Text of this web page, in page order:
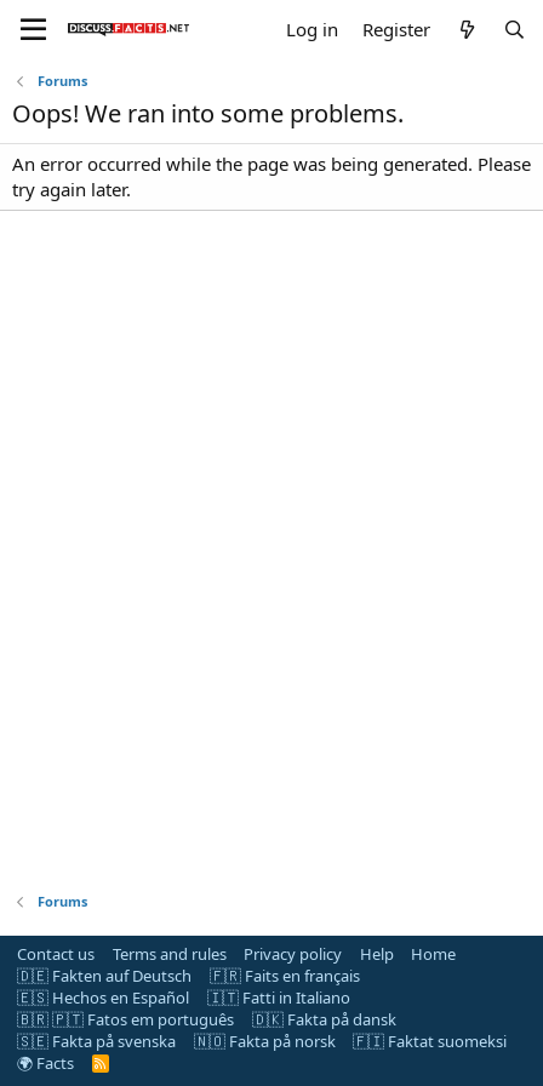
Log in Register
Forums
Oops! We ran into some problems.
An error occurred while the page was being generated. Please
try again later.
Forums
Contact us Terms and rules Privacy policy Help
Home
🇩🇪 Fakten auf Deutsch
🇫🇷 Faits en français
🇪🇸 Hechos en Español
🇮🇹 Fatti in Italiano
🇧🇷 🇵🇹 Fatos em português
🇩🇰 Fakta på dansk
🇸🇪 Fakta på svenska
🇳🇴 Fakta på norsk
🇫🇮 Faktat suomeksi
🌍 Facts
R